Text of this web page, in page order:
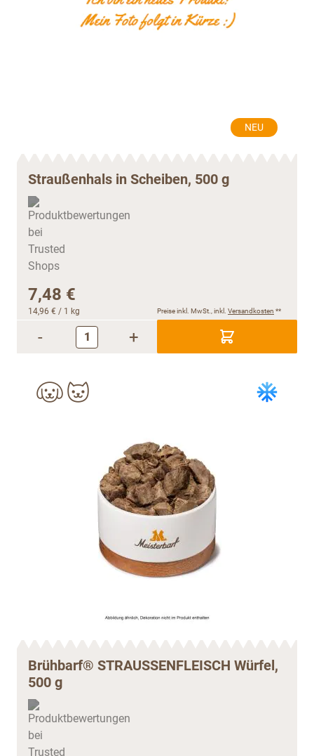
NEU
Straußenhals in Scheiben, 500 g
7,48 €
14,96 € / 1 kg Preise inkl. MwSt., inkl. Versandkosten **
- +
Brühbarf® STRAUSSENFLEISCH Würfel,
500 g